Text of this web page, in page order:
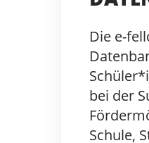
Die e-
bei der
Schule,